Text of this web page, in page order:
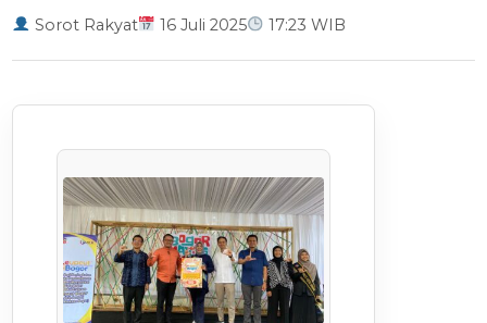
Sorot Rakyat 16 Juli 2025 17:23 WIB